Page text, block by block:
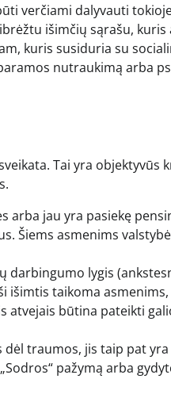
verčiami dalyvauti
išimčių sąrašu, kuris
kuris susiduria su
nutraukimą arba
Tai yra objektyvūs
arba jau yra pasiekę
Šiems asmenims
darbingumo lygis
išimtis taikoma
atvejais būtina pateikti
dėl traumos, jis taip pat
pažymą arba